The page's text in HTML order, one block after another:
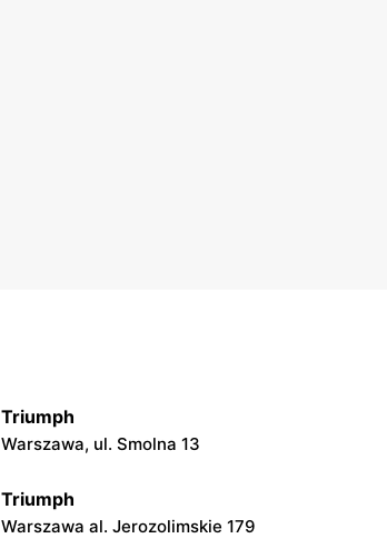
Triumph
Warszawa, ul. Smolna 13
Triumph
Warszawa al. Jerozolimskie 179